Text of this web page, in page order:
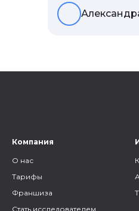
мы расскажем
социальных
то, как
Компания
О нас
Тарифы
Франшиза
Стать исследователем